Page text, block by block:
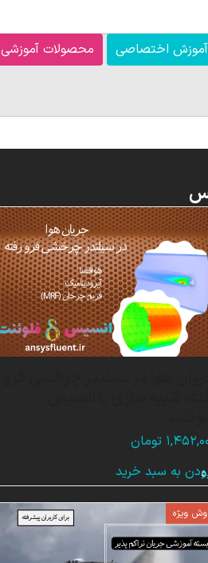
محصولات آموزشی آموزش اختصاصی
هوا در سیلندر چرخشی فرو
تومان
به سبد خرید
ویژه